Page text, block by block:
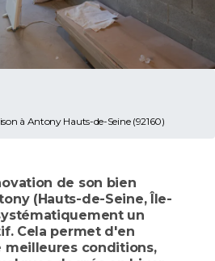
à Antony Hauts-de-Seine (92160)
de son bien
(Hauts-de-Seine, Île-
un
Cela permet d'en
meilleures conditions,